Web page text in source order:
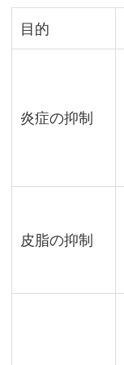
た
め
識
Q
Q：
毛
目的
炎症の抑制
皮脂の抑制